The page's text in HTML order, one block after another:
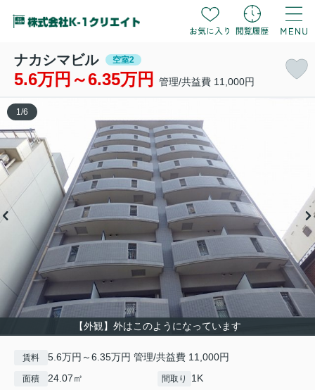
ナカシマビル 空室2
5.6万円～6.35万円 管理/共益費 11,000円
【外観】外はこのようになっています
1 /6
賃料 5.6万円～6.35万円 管理/共益費 11,000円
面積 24.07㎡ 間取り 1K